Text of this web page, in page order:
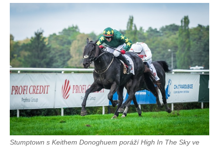
Stumptown s Keithem Donoghuem poráží High In The Sky ve